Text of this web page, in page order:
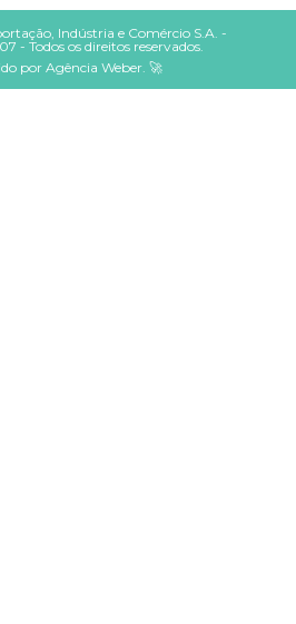
Indústria e Comércio S.A. -
- Todos os direitos reservados.
por Agência Weber. 🚀